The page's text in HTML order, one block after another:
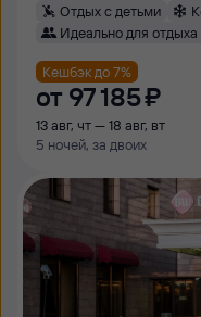
Отдых с детьми
Идеально для
Кешбэк до 7%
от 97 ⁠185 ⁠₽
13 авг, чт — 18 авг, вт
5 ночей, за двоих